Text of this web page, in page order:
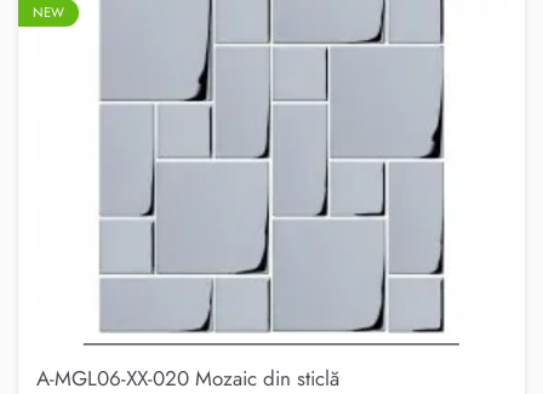
NEW
A-MGL06-XX-020 Mozaic din sticlă